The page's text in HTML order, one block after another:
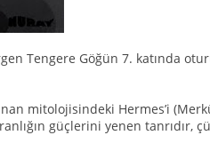
Tengere Göğün 7. katında
mitolojisindeki Hermes’i
güçlerini yenen tanrıdır,